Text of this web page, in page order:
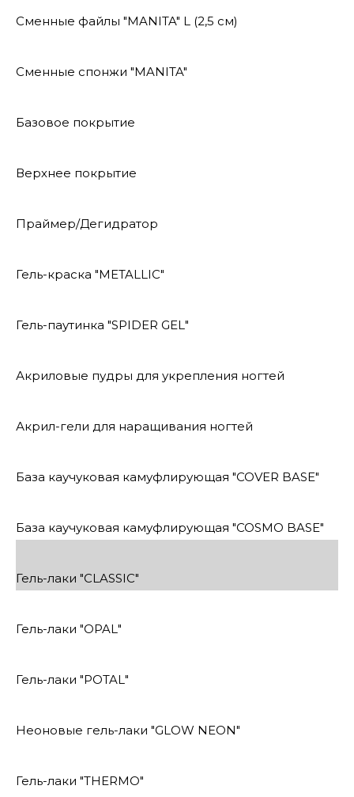
Сменные файлы "MANITA" L (2,5 см)
Сменные спонжи "MANITA"
Базовое покрытие
Верхнее покрытие
Праймер/Дегидратор
Гель-краска "METALLIC"
Гель-паутинка "SPIDER GEL"
Акриловые пудры для укрепления ногтей
Акрил-гели для наращивания ногтей
База каучуковая камуфлирующая "COVER BASE"
База каучуковая камуфлирующая "COSMO BASE"
Гель-лаки "CLASSIC"
Гель-лаки "OPAL"
Гель-лаки "POTAL"
Неоновые гель-лаки "GLOW NEON"
Гель-лаки "THERMO"